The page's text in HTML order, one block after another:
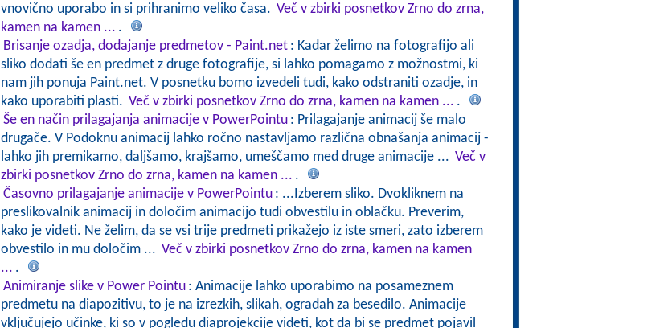
vnovično uporabo in si prihranimo veliko časa. Več v zbirki posnetkov Zrno do zrna,
kamen na kamen ... .
Brisanje ozadja, dodajanje predmetov - Paint.net : Kadar želimo na fotografijo ali
sliko dodati še en predmet z druge fotografije, si lahko pomagamo z možnostmi, ki
nam jih ponuja Paint.net. V posnetku bomo izvedeli tudi, kako odstraniti ozadje, in
kako uporabiti plasti. Več v zbirki posnetkov Zrno do zrna, kamen na kamen ... .
Še en način prilagajanja animacije v PowerPointu : Prilagajanje animacij še malo
drugače. V Podoknu animacij lahko ročno nastavljamo različna obnašanja animacij -
lahko jih premikamo, daljšamo, krajšamo, umeščamo med druge animacije ... Več v
zbirki posnetkov Zrno do zrna, kamen na kamen ... .
Časovno prilagajanje animacije v PowerPointu : ...Izberem sliko. Dvokliknem na
preslikovalnik animacij in določim animacijo tudi obvestilu in oblačku. Preverim,
kako je videti. Ne želim, da se vsi trije predmeti prikažejo iz iste smeri, zato izberem
obvestilo in mu določim ... Več v zbirki posnetkov Zrno do zrna, kamen na kamen
... .
Animiranje slike v Power Pointu : Animacije lahko uporabimo na posameznem
predmetu na diapozitivu, to je na izrezkih, slikah, ogradah za besedilo. Animacije
vključujejo učinke, ki so v pogledu diaprojekcije videti, kot da bi se predmet pojavil